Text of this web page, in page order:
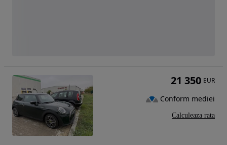
21 350 EUR
Conform mediei
Calculeaza rata